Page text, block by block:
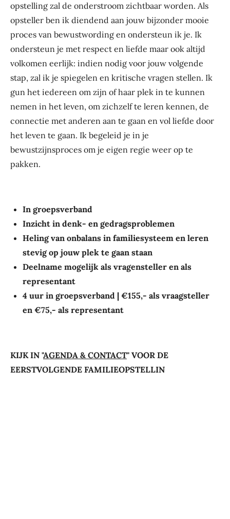
opstelling zal de onderstroom zichtbaar worden. Als
opsteller ben ik diendend aan jouw bijzonder mooie
proces van bewustwording en ondersteun ik je. Ik
ondersteun je met respect en liefde maar ook altijd
volkomen eerlijk: indien nodig voor jouw volgende
stap, zal ik je spiegelen en kritische vragen stellen. Ik
gun het iedereen om zijn of haar plek in te kunnen
nemen in het leven, om zichzelf te leren kennen, de
connectie met anderen aan te gaan en vol liefde door
het leven te gaan. Ik begeleid je in je
bewustzijnsproces om je eigen regie weer op te
pakken.
In groepsverband
Inzicht in denk- en gedragsproblemen
Heling van onbalans in familiesysteem en leren
stevig op jouw plek te gaan staan
Deelname mogelijk als vragensteller en als
representant
4 uur in groepsverband | €155,- als vraagsteller
en €75,- als representant
KIJK IN "AGENDA & CONTACT" VOOR DE
EERSTVOLGENDE FAMILIEOPSTELLIN